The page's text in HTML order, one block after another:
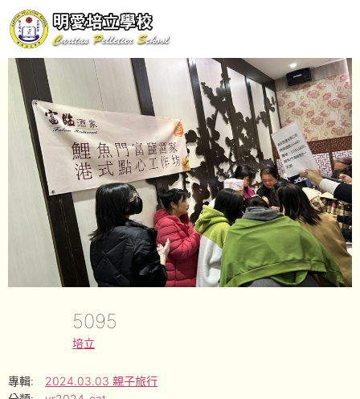
5095
培立
專輯:
2024.03.03 親子旅行